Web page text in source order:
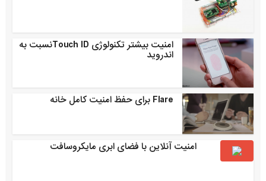
امنیت بیشتر تکنولوژی Touch IDنسبت به
اندروید
Flare برای حفظ امنیت کامل خانه
امنیت آنلاین با فضای ابری مایکروسافت